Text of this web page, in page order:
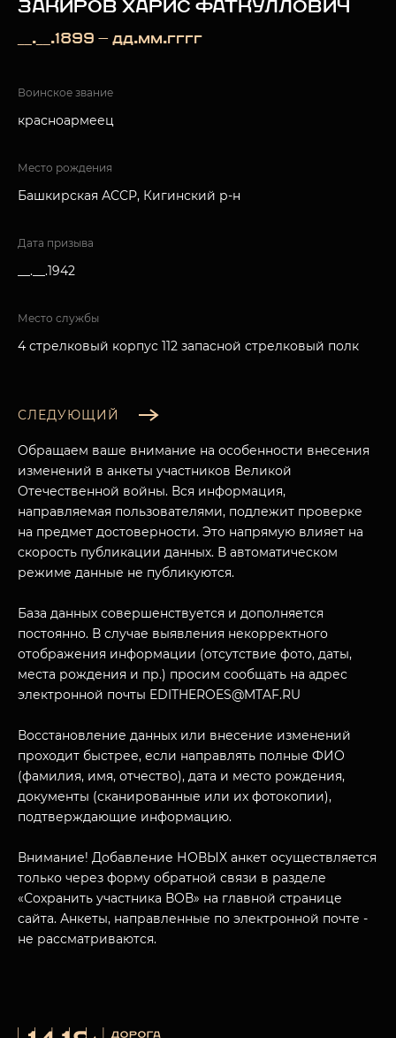
МУЗЕЙНЫЙ КОМПЛЕКС
ПОСЕТИТЕЛЯМ
О НАС
ЗАКИРОВ ХАРИС ФАТКУЛЛОВИЧ
__.__.1899 — дд.мм.гггг
Воинское звание
красноармеец
Место рождения
Башкирская АССР, Кигинский р-н
Дата призыва
__.__.1942
Место службы
4 стрелковый корпус 112 запасной стрелковый полк
СЛЕДУЮЩИЙ
Обращаем ваше внимание на особенности внесения
изменений в анкеты участников Великой
Отечественной войны. Вся информация,
направляемая пользователями, подлежит проверке
на предмет достоверности. Это напрямую влияет на
скорость публикации данных. В автоматическом
режиме данные не публикуются.
База данных совершенствуется и дополняется
постоянно. В случае выявления некорректного
отображения информации (отсутствие фото, даты,
места рождения и пр.) просим сообщать на адрес
электронной почты EDITHEROES@MTAF.RU
Восстановление данных или внесение изменений
проходит быстрее, если направлять полные ФИО
(фамилия, имя, отчество), дата и место рождения,
документы (сканированные или их фотокопии),
подтверждающие информацию.
Внимание! Добавление НОВЫХ анкет осуществляется
только через форму обратной связи в разделе
«Сохранить участника ВОВ» на главной странице
сайта. Анкеты, направленные по электронной почте -
не рассматриваются.